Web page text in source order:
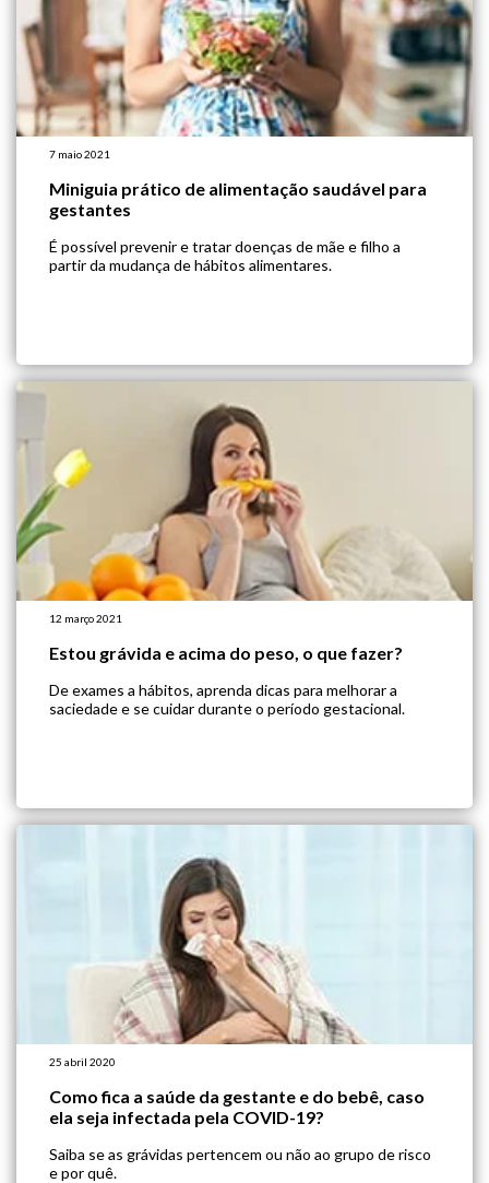
7 maio 2021
Miniguia prático de alimentação saudável para
gestantes
É possível prevenir e tratar doenças de mãe e filho a
partir da mudança de hábitos alimentares.
12 março 2021
Estou grávida e acima do peso, o que fazer?
De exames a hábitos, aprenda dicas para melhorar a
saciedade e se cuidar durante o período gestacional.
25 abril 2020
Como fica a saúde da gestante e do bebê, caso
ela seja infectada pela COVID-19?
Saiba se as grávidas pertencem ou não ao grupo de risco
e por quê.